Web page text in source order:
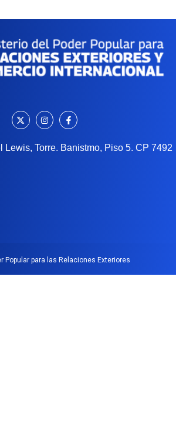
Lewis, Torre. Banistmo, Piso 5. CP 7492
Popular para las Relaciones Exteriores